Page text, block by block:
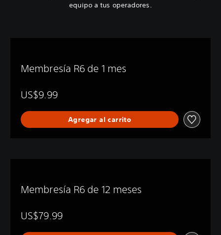
equipo a tus operadores.
Membresía R6 de 1 mes
US$9.99
Agregar al carrito
Membresía R6 de 12 meses
US$79.99